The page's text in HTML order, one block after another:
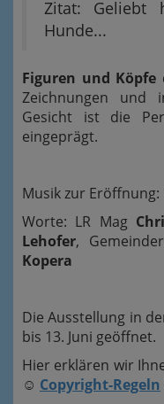
Zitat: Geliebt
Hunde...
Figuren und Köpfe
Zeichnungen und
Gesicht ist die
eingeprägt.
Musik zur Eröffnung:
Worte: LR Mag
Lehofer,
Kopera
Die Ausstellung in
bis 13. Juni geöffnet.
Hier erklären wir
☺ Copyright-Regeln